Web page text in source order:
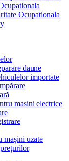
Ocupationala
daune
importate
masini electrice
mașini uzate